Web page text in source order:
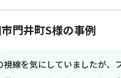
門井町S様の事例
視線を気にしていましたが、